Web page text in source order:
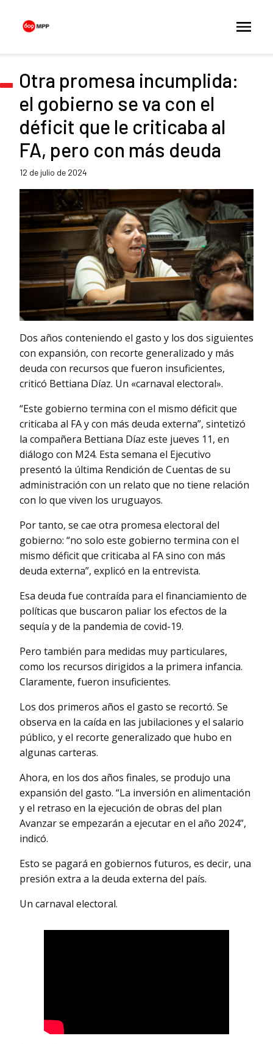
Otra promesa incumplida:
el gobierno se va con el
déficit que le criticaba al
FA, pero con más deuda
12 de julio de 2024
Dos años conteniendo el gasto y los dos siguientes
con expansión, con recorte generalizado y más
deuda con recursos que fueron insuficientes,
criticó Bettiana Díaz. Un «carnaval electoral».
“Este gobierno termina con el mismo déficit que
criticaba al FA y con más deuda externa”, sintetizó
la compañera Bettiana Díaz este jueves 11, en
diálogo con M24. Esta semana el Ejecutivo
presentó la última Rendición de Cuentas de su
administración con un relato que no tiene relación
con lo que viven los uruguayos.
Por tanto, se cae otra promesa electoral del
gobierno: “no solo este gobierno termina con el
mismo déficit que criticaba al FA sino con más
deuda externa”, explicó en la entrevista.
Esa deuda fue contraída para el financiamiento de
políticas que buscaron paliar los efectos de la
sequía y de la pandemia de covid-19.
Pero también para medidas muy particulares,
como los recursos dirigidos a la primera infancia.
Claramente, fueron insuficientes.
Los dos primeros años el gasto se recortó. Se
observa en la caída en las jubilaciones y el salario
público, y el recorte generalizado que hubo en
algunas carteras.
Ahora, en los dos años finales, se produjo una
expansión del gasto. “La inversión en alimentación
y el retraso en la ejecución de obras del plan
Avanzar se empezarán a ejecutar en el año 2024”,
indicó.
Esto se pagará en gobiernos futuros, es decir, una
presión extra a la deuda externa del país.
Un carnaval electoral.